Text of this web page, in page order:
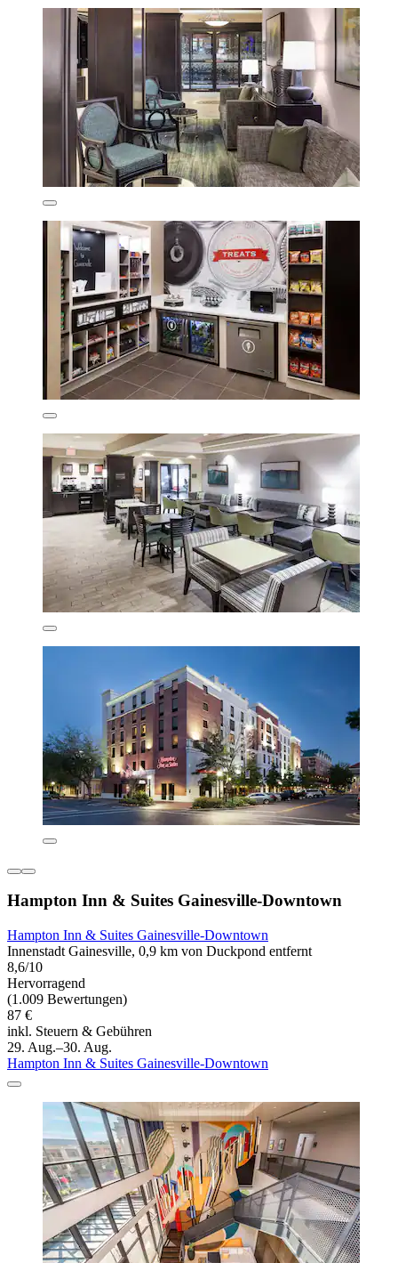
Hampton Inn & Suites Gainesville-Downtown
Hampton Inn & Suites Gainesville-Downtown
Innenstadt Gainesville, 0,9 km von Duckpond entfernt
8,6/10
Hervorragend
(1.009 Bewertungen)
87 €
inkl. Steuern & Gebühren
29. Aug.–30. Aug.
Hampton Inn & Suites Gainesville-Downtown